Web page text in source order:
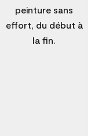
peinture sans
effort, du début à
la fin.